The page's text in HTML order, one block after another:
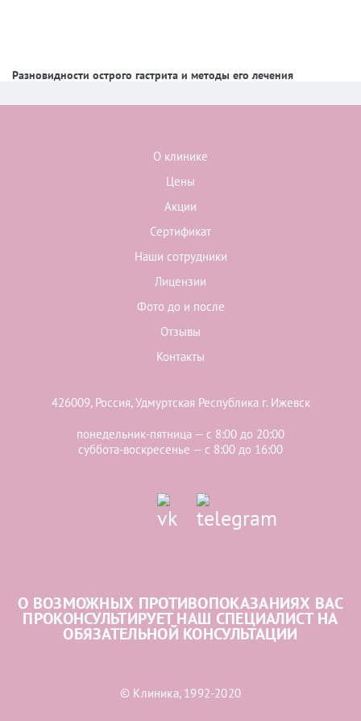
Разновидности острого гастрита и методы его лечения
О клинике
Цены
Акции
Сертификат
Наши сотрудники
Лицензии
Фото до и после
Отзывы
Контакты
426009, Россия, Удмуртская Республика г. Ижевск
понедельник-пятница — с 8:00 до 20:00
суббота-воскресенье — с 8:00 до 16:00
О ВОЗМОЖНЫХ ПРОТИВОПОКАЗАНИЯХ ВАС
ПРОКОНСУЛЬТИРУЕТ НАШ СПЕЦИАЛИСТ НА
ОБЯЗАТЕЛЬНОЙ КОНСУЛЬТАЦИИ
© Клиника, 1992-2020